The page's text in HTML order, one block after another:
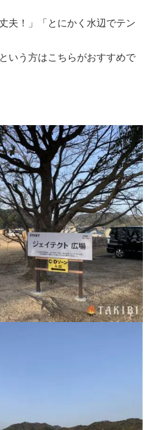
夫！」「とにかく水辺でテン
いう方はこちらがおすすめで